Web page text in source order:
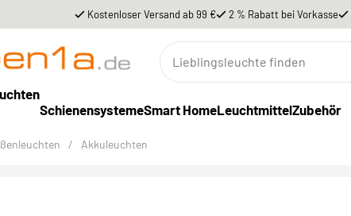
Kostenloser Versand ab 99 € 2 % Rabatt bei Vorkasse
SchienensystemeSmart HomeLeuchtmittelZubehör
/ Akkuleuchten